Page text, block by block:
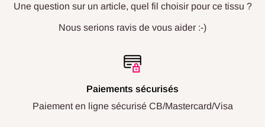
Une question sur un article, quel fil choisir pour ce tissu ?
Nous serions ravis de vous aider :-)
Paiements sécurisés
Paiement en ligne sécurisé CB/Mastercard/Visa